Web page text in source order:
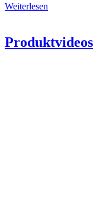
Weiterlesen